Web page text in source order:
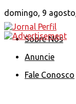
domingo, 9
Sobre Nós
Anuncie
Fale Conosco